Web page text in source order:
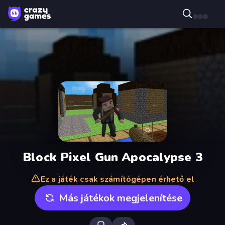
Block Pixel Gun Apocalypse 3
Ez a játék csak számítógépen érhető el
Más játékok megjelenítése